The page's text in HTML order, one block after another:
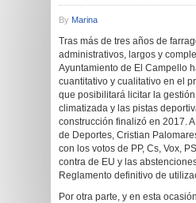
By Marina
Tras más de tres años de
administrativos, largos y
Ayuntamiento de El Campello
cuantitativo y cualitativo en el
que posibilitará licitar la
climatizada y las pistas
construcción finalizó en 2017.
de Deportes, Cristian
con los votos de PP, Cs, Vox,
contra de EU y las
Reglamento definitivo de
Por otra parte, y en esta